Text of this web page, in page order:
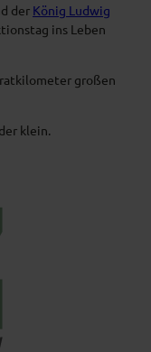
der König Ludwig
ins Leben
großen
klein.